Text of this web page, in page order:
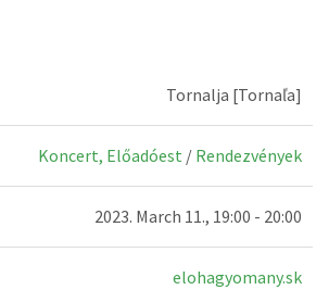
Tornalja [Tornaľa]
Koncert, Előadóest / Rendezvények
2023. March 11., 19:00 - 20:00
elohagyomany.sk